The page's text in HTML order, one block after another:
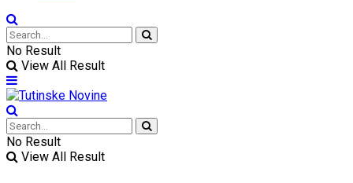
No Result
View All Result
No Result
View All Result